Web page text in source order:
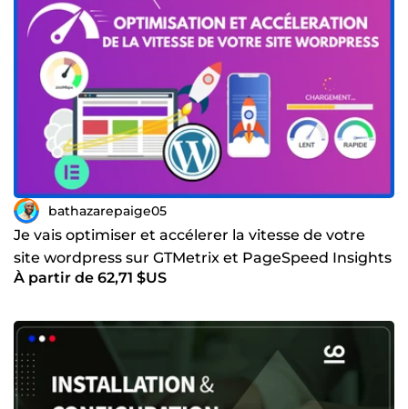
bathazarepaige05
Je vais optimiser et accélerer la vitesse de votre
site wordpress sur GTMetrix et PageSpeed Insights
À partir de 62,71 $US